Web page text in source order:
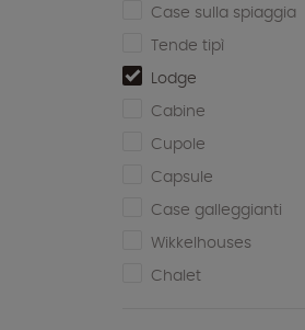
Case sulla spiaggia
Tende tipì
Lodge
Cabine
Cupole
Capsule
Case galleggianti
Wikkelhouses
Chalet